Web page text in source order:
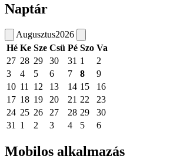
Naptár
Augusztus2026
Hé Ke Sze Csü Pé Szo Va
27 28 29 30 31 1
2
3
4 5 6 7 8
9
10 11 12 13 14 15
16
17 18 19 20 21 22
23
24 25 26 27 28 29
30
31
1 2 3 4 5 6
Mobilos alkalmazás